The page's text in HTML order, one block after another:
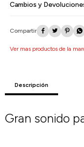
Cambios y
   
Ver mas productos de la
Descripción
Gran sonido